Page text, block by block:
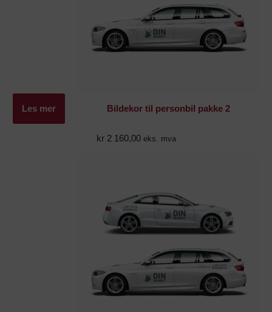
Les mer Bildekor til personbil pakke 2
kr2 160,00 eks. mva